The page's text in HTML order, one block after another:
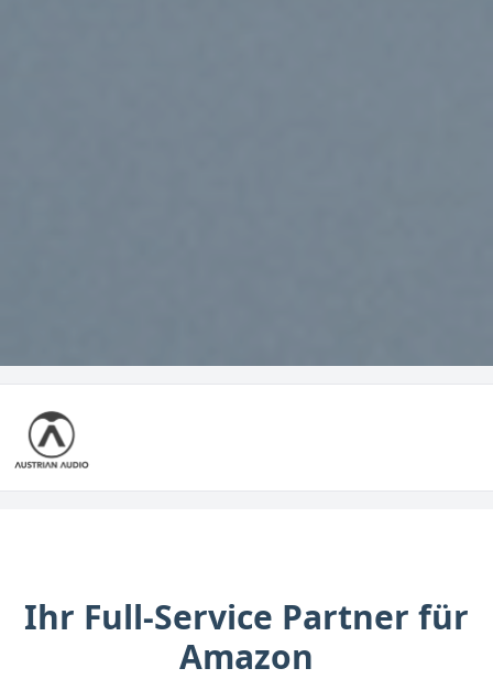
Ihr Full-Service Partner für
Amazon